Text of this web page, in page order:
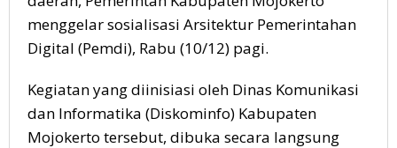
menggelar sosialisasi Arsitektur Pemerintahan
Digital (Pemdi), Rabu (10/12) pagi.
Kegiatan yang diinisiasi oleh Dinas Komunikasi
dan Informatika (Diskominfo) Kabupaten
Mojokerto tersebut, dibuka secara langsung